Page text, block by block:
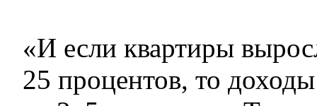
«И если квартиры
25 процентов, то